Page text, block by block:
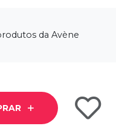
da Avène